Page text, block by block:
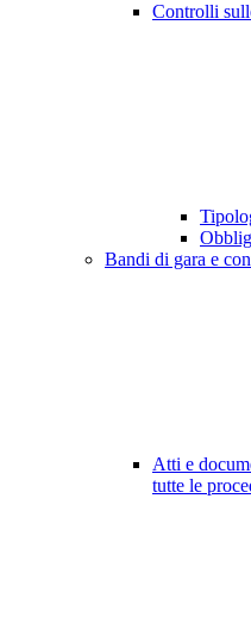
Controlli
Bandi di gara e
Atti e
tutte le